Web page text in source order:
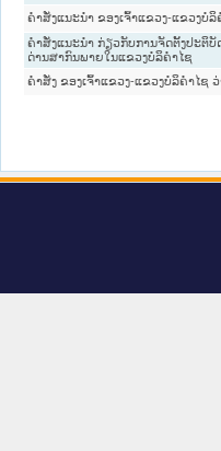
ຄຳສັ່ງແນະນຳ ຂອງເຈົ້າແຂວງ-ແຂວງບໍ
ຄຳສັ່ງແນະນຳ ກ່ຽວກັບການຈັດຕັ້ງປະຕິ
ດ່ານສາກົນພາຍໃນແຂວງບໍລິຄຳໄຊ
ຄຳສັ່ງ ຂອງເຈົ້າແຂວງ-ແຂວງບໍລິຄຳໄຊ